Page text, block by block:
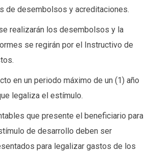
de desembolsos y acreditaciones.
realizarán los desembolsos y la
se regirán por el Instructivo de
en un periodo máximo de un (1) año
legaliza el estímulo.
que presente el beneficiario para
de desarrollo deben ser
para legalizar gastos de los